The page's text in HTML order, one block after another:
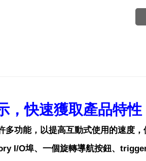
，快速獲取產品特性
多功能，以提高互動式使用的速度
I/O埠、一個旋轉導航按鈕、